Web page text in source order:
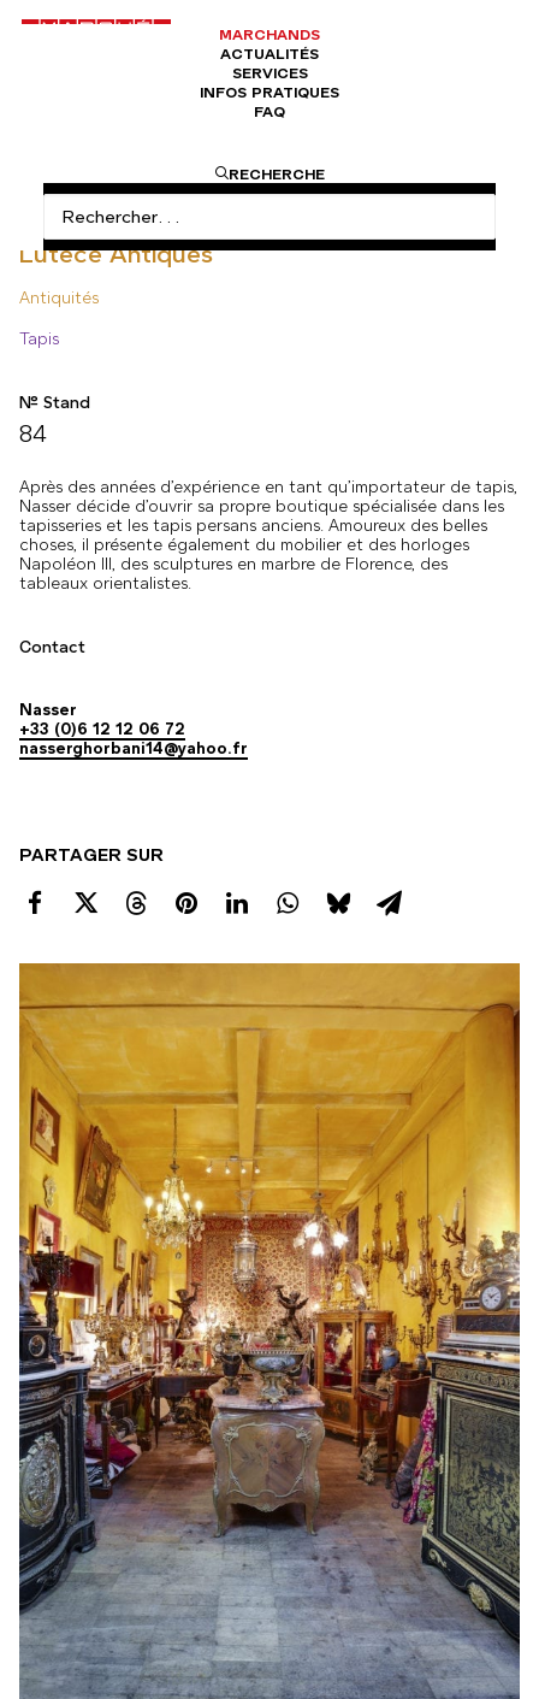
MARCHANDS
ACTUALITÉS
SERVICES
INFOS PRATIQUES
FAQ
RECHERCHE
Lutece Antiques
Antiquités
Tapis
N° Stand
84
Après des années d’expérience en tant qu’importateur de tapis,
Nasser décide d’ouvrir sa propre boutique spécialisée dans les
tapisseries et les tapis persans anciens. Amoureux des belles
choses, il présente également du mobilier et des horloges
Napoléon III, des sculptures en marbre de Florence, des
tableaux orientalistes.
Contact
Nasser
+33 (0)6 12 12 06 72
nasserghorbani14@yahoo.fr
PARTAGER SUR